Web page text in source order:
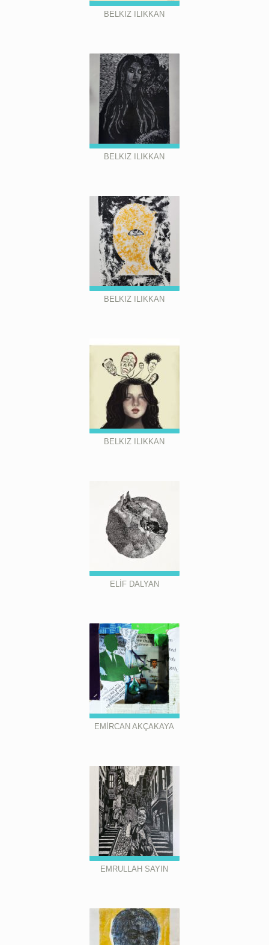
BELKIZ ILIKKAN
BELKIZ ILIKKAN
BELKIZ ILIKKAN
BELKIZ ILIKKAN
ELİF DALYAN
EMİRCAN AKÇAKAYA
EMRULLAH SAYIN